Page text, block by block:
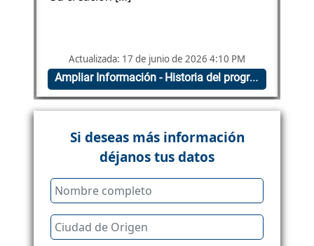
Actualizada: 17 de junio de 2026 4:10 PM
Ampliar Información - Historia del programa
Si deseas más información
déjanos tus datos